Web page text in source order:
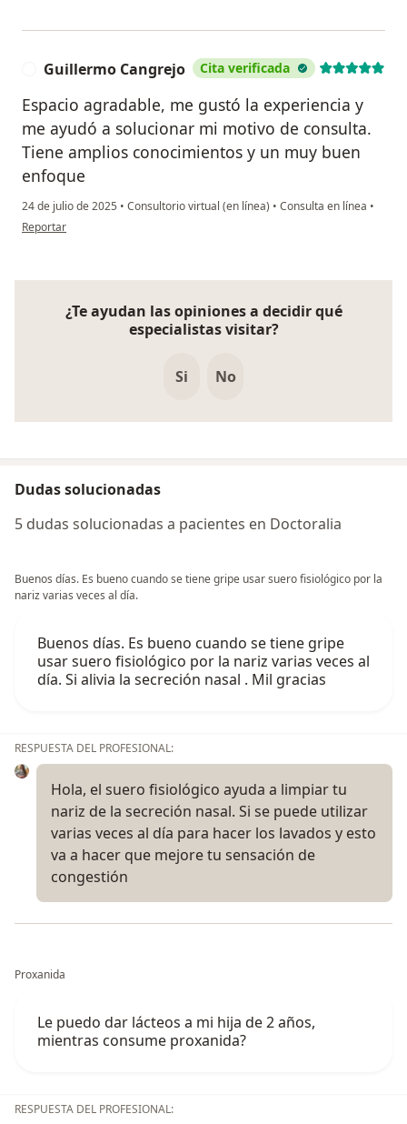
Guillermo Cangrejo Cita verificada
Espacio agradable, me gustó la experiencia y
me ayudó a solucionar mi motivo de consulta.
Tiene amplios conocimientos y un muy buen
enfoque
24 de julio de 2025 • Consultorio virtual (en línea) • Consulta en línea •
en opinión del usuario Guillermo Cangrejo
Reportar
¿Te ayudan las opiniones a decidir qué
especialistas visitar?
Si No
Dudas solucionadas
5 dudas solucionadas a pacientes en Doctoralia
Buenos días. Es bueno cuando se tiene gripe usar suero fisiológico por la
nariz varias veces al día.
Buenos días. Es bueno cuando se tiene gripe
usar suero fisiológico por la nariz varias veces al
día. Si alivia la secreción nasal . Mil gracias
RESPUESTA DEL PROFESIONAL:
Hola, el suero fisiológico ayuda a limpiar tu
nariz de la secreción nasal. Si se puede utilizar
varias veces al día para hacer los lavados y esto
va a hacer que mejore tu sensación de
congestión
Proxanida
Le puedo dar lácteos a mi hija de 2 años,
mientras consume proxanida?
RESPUESTA DEL PROFESIONAL: